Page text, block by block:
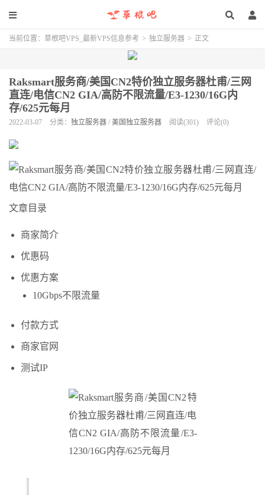
当前位置： 草根吧VPS_最新VPS信息参考 > 独立服务器 > 正文
Raksmart服务商/美国CN2特价独立服务器杜甫/三网
直连/电信CN2 GIA/高防不限流量/E3-1230/16G内
存/625元每月
2022-03-07 分类： 独立服务器 / 美国独立服务器 阅读(301) 评论(0)
文章目录
商家简介
优惠码
优惠方案
10Gbps不限流量
付款方式
商家官网
测试IP